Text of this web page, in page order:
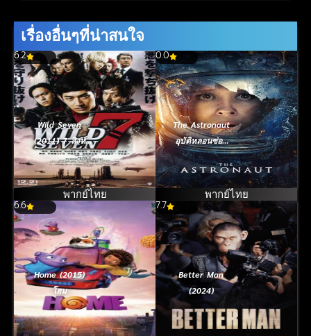
เรื่องอื่นๆที่น่าสนใจ
6.2
Wild Seven
(2011) 7 สิงห์
ประจัญบาน
พากย์ไทย
0.0
The Astronaut
อุบัติหลอนซ่อน
ปริศนา (2025)
พากย์ไทย
6.6
Home (2015)
โฮม
7.7
Better Man
(2024)